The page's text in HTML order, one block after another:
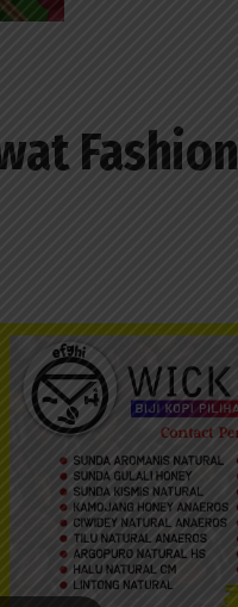
Fashion